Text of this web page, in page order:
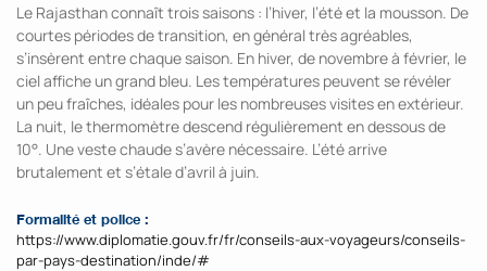
Le Rajasthan connaît trois saisons : l’hiver, l’été et la mousson. De
courtes périodes de transition, en général très agréables,
s’insèrent entre chaque saison. En hiver, de novembre à février, le
ciel affiche un grand bleu. Les températures peuvent se révéler
un peu fraîches, idéales pour les nombreuses visites en extérieur.
La nuit, le thermomètre descend régulièrement en dessous de
10°. Une veste chaude s’avère nécessaire. L’été arrive
brutalement et s’étale d’avril à juin.
Formalité et police :
https://www.diplomatie.gouv.fr/fr/conseils-aux-voyageurs/conseils-
par-pays-destination/inde/#